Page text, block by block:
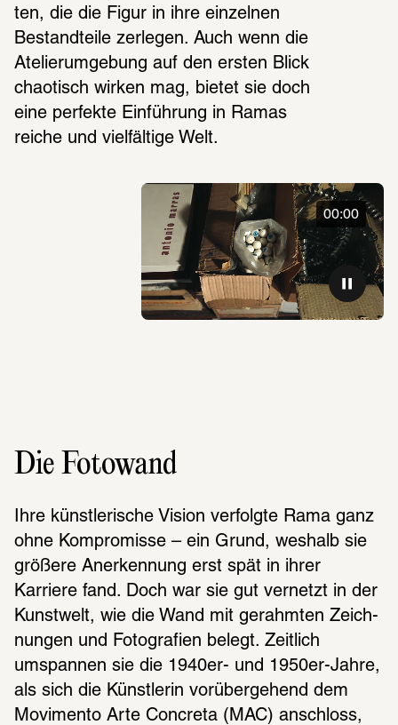
ten, die die Figur in ihre einzel­nen
Bestand­teile zerle­gen. Auch wenn die
Atelier­um­ge­bung auf den ersten Blick
chao­tisch wirken mag, bietet sie doch
eine perfekte Einfüh­rung in Ramas
reiche und viel­fäl­tige Welt.
00:00
Die Fotowand
Ihre künst­le­ri­sche Vision verfolgte Rama ganz
ohne Kompro­misse – ein Grund, weshalb sie
größere Aner­ken­nung erst spät in ihrer
Karriere fand. Doch war sie gut vernetzt in der
Kunst­welt, wie die Wand mit gerahm­ten Zeich­
nun­gen und Foto­gra­fien belegt. Zeit­lich
umspan­nen sie die 1940er- und 1950er-Jahre,
als sich die Künst­le­rin vorüber­ge­hend dem
Movimento Arte Concreta (MAC) anschloss,